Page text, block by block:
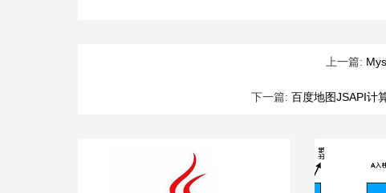
上一篇:
下一篇: 百度地图JSAPI计